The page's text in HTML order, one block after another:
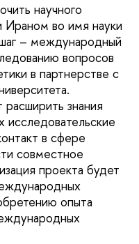
научного
во имя науки
– международный
вопросов
в партнерстве с
знания
исследовательские
в сфере
совместное
проекта будет
опыта